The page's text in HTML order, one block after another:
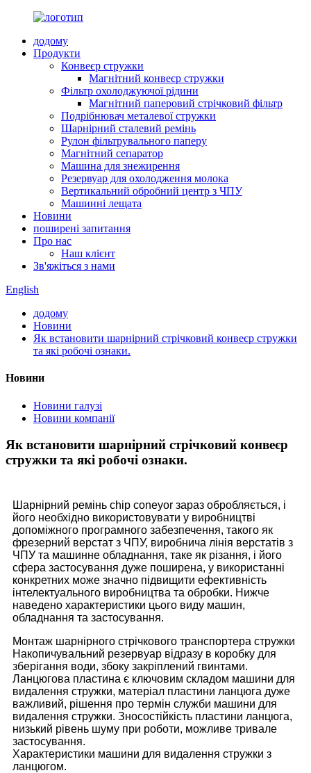
додому
Продукти
Конвеєр стружки
Магнітний конвеєр стружки
Фільтр охолоджуючої рідини
Магнітний паперовий стрічковий фільтр
Подрібнювач металевої стружки
Шарнірний сталевий ремінь
Рулон фільтрувального паперу
Магнітний сепаратор
Машина для знежирення
Резервуар для охолодження молока
Вертикальний обробний центр з ЧПУ
Машинні лещата
Новини
поширені запитання
Про нас
Наш клієнт
Зв'яжіться з нами
English
додому
Новини
Як встановити шарнірний стрічковий конвеєр стружки
та які робочі ознаки.
Новини
Новини галузі
Новини компанії
Як встановити шарнірний стрічковий конвеєр
стружки та які робочі ознаки.
Шарнірний ремінь chip coneyor зараз обробляється, і
його необхідно використовувати у виробництві
допоміжного програмного забезпечення, такого як
фрезерний верстат з ЧПУ, виробнича лінія верстатів з
ЧПУ та машинне обладнання, таке як різання, і його
сфера застосування дуже поширена, у використанні
конкретних може значно підвищити ефективність
інтелектуального виробництва та обробки. Нижче
наведено характеристики цього виду машин,
обладнання та застосування.
Монтаж шарнірного стрічкового транспортера стружки
Накопичувальний резервуар відразу в коробку для
зберігання води, збоку закріплений гвинтами.
Ланцюгова пластина є ключовим складом машини для
видалення стружки, матеріал пластини ланцюга дуже
важливий, рішення про термін служби машини для
видалення стружки. Зносостійкість пластини ланцюга,
низький рівень шуму при роботи, можливе тривале
застосування.
Характеристики машини для видалення стружки з
ланцюгом.